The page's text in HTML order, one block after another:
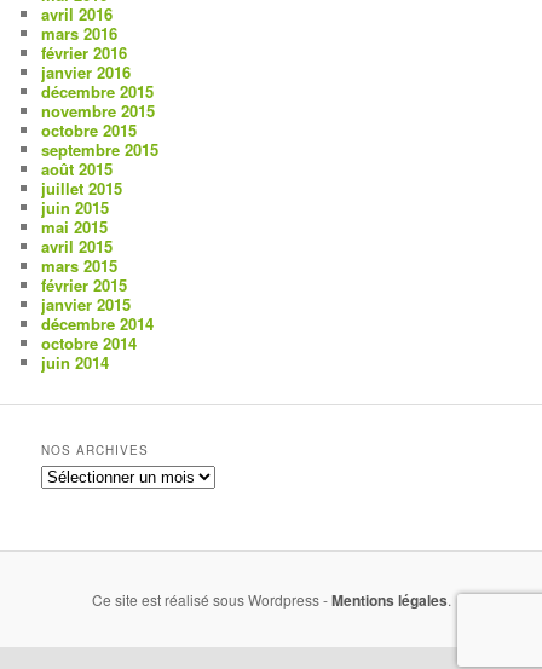
avril 2016
mars 2016
février 2016
janvier 2016
décembre 2015
novembre 2015
octobre 2015
septembre 2015
août 2015
juillet 2015
juin 2015
mai 2015
avril 2015
mars 2015
février 2015
janvier 2015
décembre 2014
octobre 2014
juin 2014
NOS ARCHIVES
Nos
archives
Ce site est réalisé sous Wordpress -Mentions légales.